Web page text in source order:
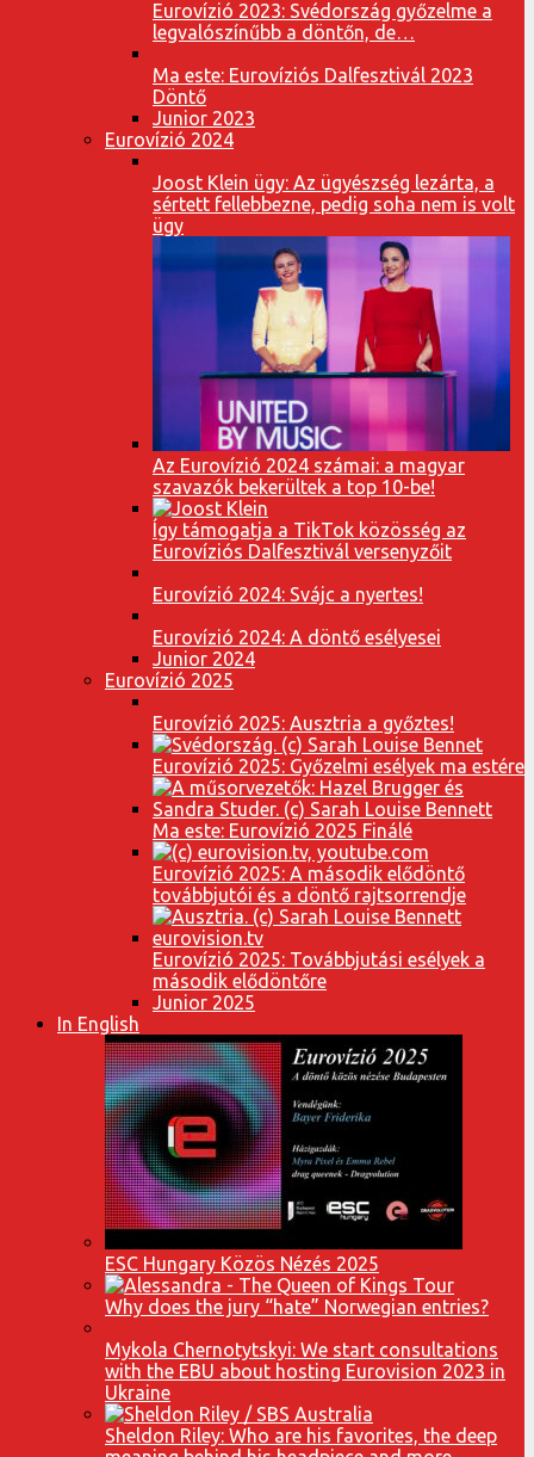
Eurovízió 2023: Svédország győzelme a
legvalószínűbb a döntőn, de…
Ma este: Eurovíziós Dalfesztivál 2023
Döntő
Junior 2023
Eurovízió 2024
Joost Klein ügy: Az ügyészség lezárta, a
sértett fellebbezne, pedig soha nem is volt
ügy
Az Eurovízió 2024 számai: a magyar
szavazók bekerültek a top 10-be!
Így támogatja a TikTok közösség az
Eurovíziós Dalfesztivál versenyzőit
Eurovízió 2024: Svájc a nyertes!
Eurovízió 2024: A döntő esélyesei
Junior 2024
Eurovízió 2025
Eurovízió 2025: Ausztria a győztes!
Eurovízió 2025: Győzelmi esélyek ma estére
Ma este: Eurovízió 2025 Finálé
Eurovízió 2025: A második elődöntő
továbbjutói és a döntő rajtsorrendje
Eurovízió 2025: Továbbjutási esélyek a
második elődöntőre
Junior 2025
In English
ESC Hungary Közös Nézés 2025
Why does the jury “hate” Norwegian entries?
Mykola Chernotytskyi: We start consultations
with the EBU about hosting Eurovision 2023 in
Ukraine
Sheldon Riley: Who are his favorites, the deep